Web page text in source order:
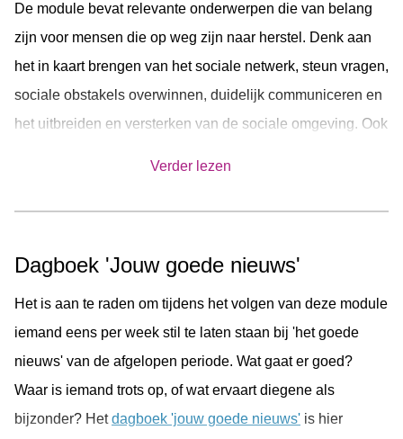
De module bevat relevante onderwerpen die van belang
zijn voor mensen die op weg zijn naar herstel. Denk aan
het in kaart brengen van het sociale netwerk, steun vragen,
sociale obstakels overwinnen, duidelijk communiceren en
het uitbreiden en versterken van de sociale omgeving. Ook
ervaringen. Om motivatie te bevorderen, wordt er voor elk
is bij de zojuist gezette stap. Aan het einde van de module
heeft iemand praktische handvatten gekregen en
vaardigheden geleerd om het sociale netwerk te betrekken
bij hun herstel.
Verder lezen
Dagboek 'Jouw goede nieuws'
Het is aan te raden om tijdens het volgen van deze module
iemand eens per week stil te laten staan bij 'het goede
nieuws' van de afgelopen periode. Wat gaat er goed?
Waar is iemand trots op, of wat ervaart diegene als
bijzonder? Hetdagboek 'jouw goede nieuws' is hier